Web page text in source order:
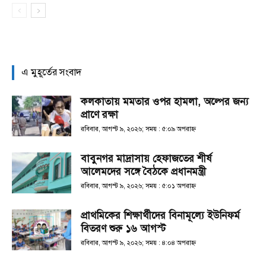
এ মুহূর্তের সংবাদ
কলকাতায় মমতার ওপর হামলা, অল্পের জন্য
প্রাণে রক্ষা
রবিবার, আগস্ট ৯, ২০২৬; সময় : ৫:০৯ অপরাহ্ণ
বাবুনগর মাদ্রাসায় হেফাজতের শীর্ষ
আলেমদের সঙ্গে বৈঠকে প্রধানমন্ত্রী
রবিবার, আগস্ট ৯, ২০২৬; সময় : ৫:০১ অপরাহ্ণ
প্রাথমিকের শিক্ষার্থীদের বিনামূল্যে ইউনিফর্ম
বিতরণ শুরু ১৬ আগস্ট
রবিবার, আগস্ট ৯, ২০২৬; সময় : ৪:০৪ অপরাহ্ণ